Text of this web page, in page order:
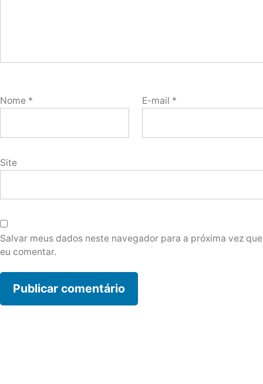
Nome * E-mail *
Site
Salvar meus dados neste navegador para a próxima vez que
eu comentar.